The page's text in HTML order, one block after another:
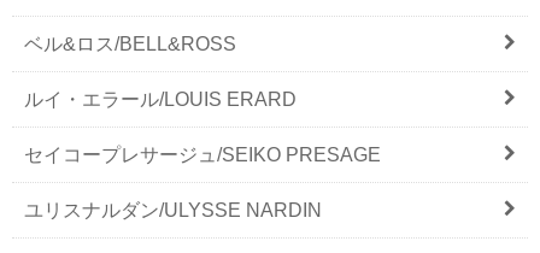
ベル&ロス/BELL&ROSS
ルイ・エラール/LOUIS ERARD
セイコープレサージュ/SEIKO PRESAGE
ユリスナルダン/ULYSSE NARDIN